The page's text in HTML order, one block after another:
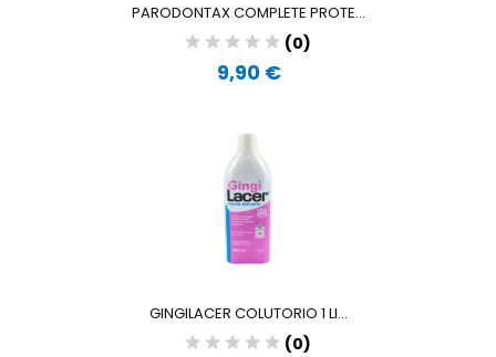
PARODONTAX COMPLETE PROTE...
(0)
9,90 €
GINGILACER COLUTORIO 1 LI...
(0)